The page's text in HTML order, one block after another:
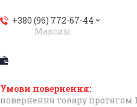
+380 (96) 772-67-44
Максим
повернення товару протягом